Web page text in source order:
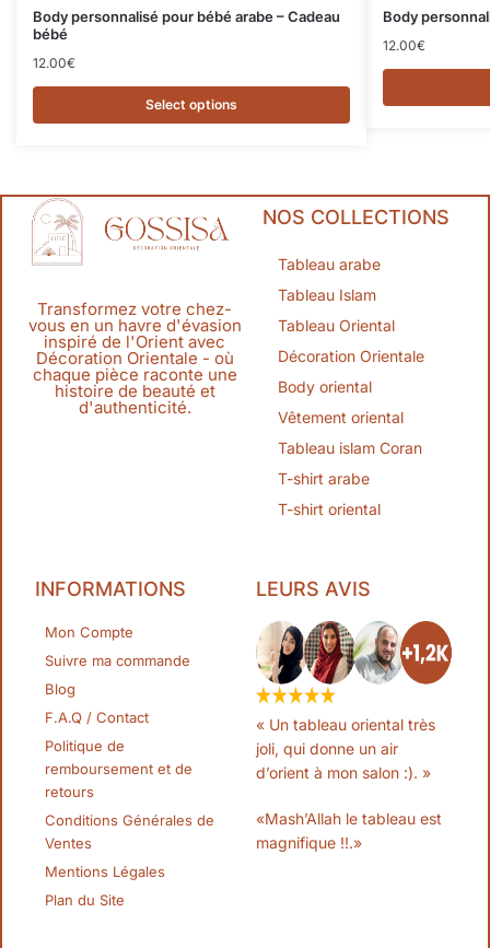
Body personnalisé pour bébé arabe – Cadeau
bébé
12.00€
Select options
Body
12.00€
Transformez votre chez-
vous en un havre d'évasion
inspiré de l'Orient avec
Décoration Orientale - où
chaque pièce raconte une
histoire de beauté et
d'authenticité.
NOS COLLECTIONS
Tableau arabe
Tableau Islam
Tableau Oriental
Décoration Orientale
Body oriental
Vêtement oriental
Tableau islam Coran
T-shirt arabe
T-shirt oriental
INFORMATIONS
Mon Compte
Suivre ma commande
Blog
F.A.Q / Contact
Politique de
remboursement et de
retours
Conditions Générales de
Ventes
Mentions Légales
Plan du Site
LEURS AVIS
« Un tableau oriental très
joli, qui donne un air
d’orient à mon salon :). »
«Mash’Allah le tableau est
magnifique !!.»